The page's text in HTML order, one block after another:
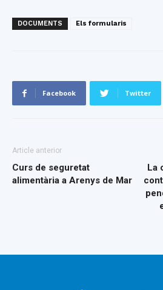
DOCUMENTS Els formularis
Facebook Twitter
Article anterior
Curs de seguretat
alimentària a Arenys de Mar
La